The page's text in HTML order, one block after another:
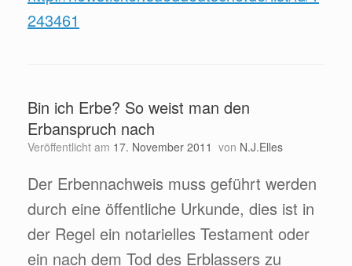
243461
Bin ich Erbe? So weist man den
Erbanspruch nach
Veröffentlicht am 17. November 2011 von N.J.Elles
Der Erbennachweis muss geführt werden
durch eine öffentliche Urkunde, dies ist in
der Regel ein notarielles Testament oder
ein nach dem Tod des Erblassers zu